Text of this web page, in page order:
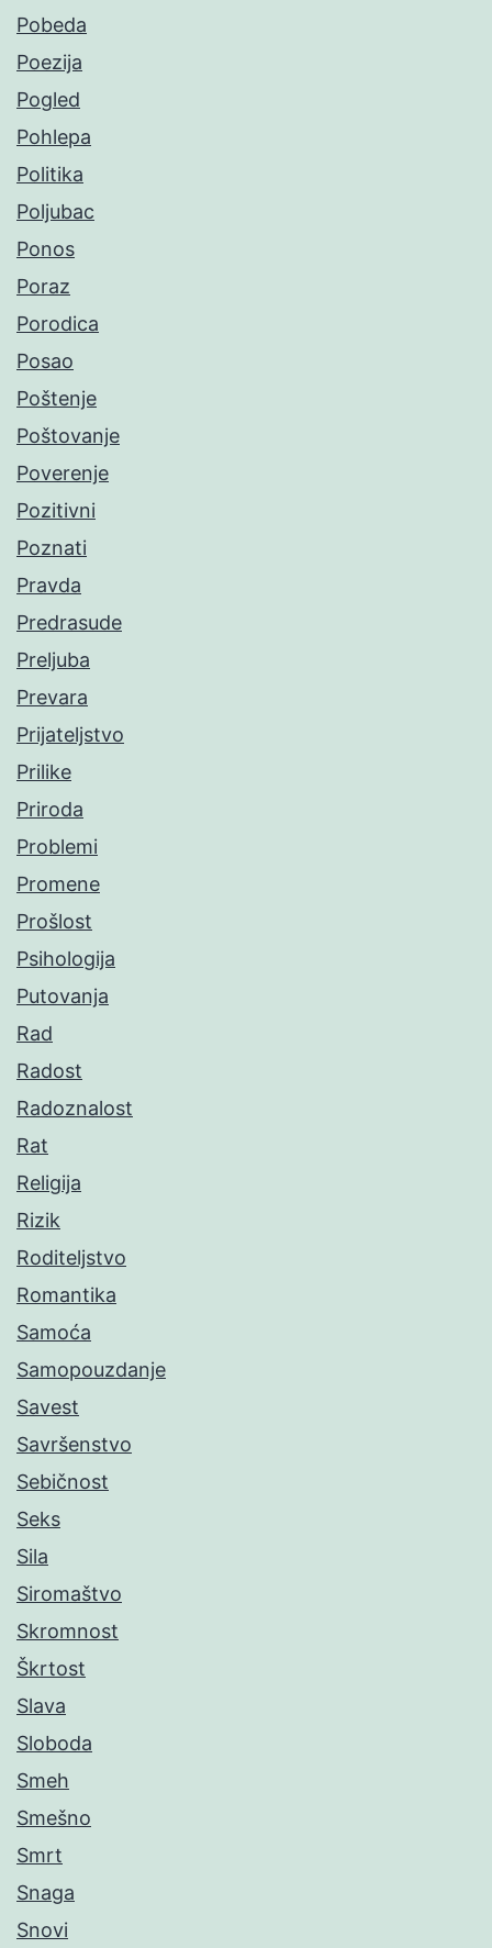
Pobeda
Poezija
Pogled
Pohlepa
Politika
Poljubac
Ponos
Poraz
Porodica
Posao
Poštenje
Poštovanje
Poverenje
Pozitivni
Poznati
Pravda
Predrasude
Preljuba
Prevara
Prijateljstvo
Prilike
Priroda
Problemi
Promene
Prošlost
Psihologija
Putovanja
Rad
Radost
Radoznalost
Rat
Religija
Rizik
Roditeljstvo
Romantika
Samoća
Samopouzdanje
Savest
Savršenstvo
Sebičnost
Seks
Sila
Siromaštvo
Skromnost
Škrtost
Slava
Sloboda
Smeh
Smešno
Smrt
Snaga
Snovi